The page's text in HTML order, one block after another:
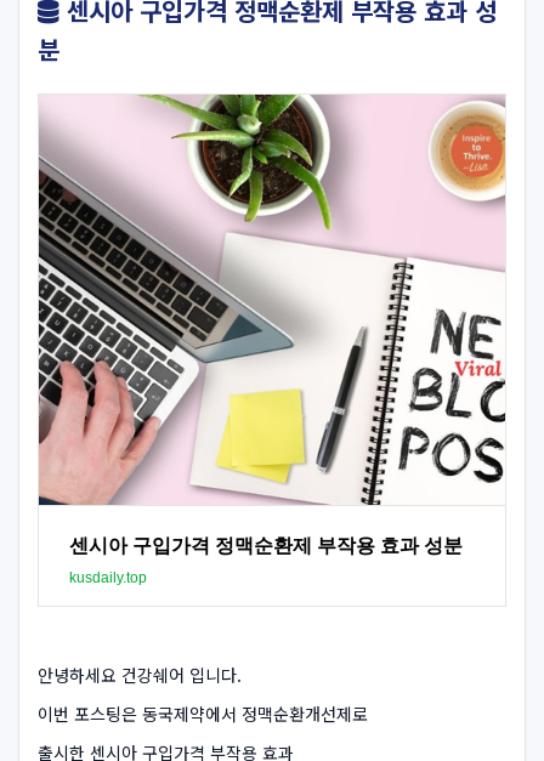
센시아 구입가격 정맥순환제 부작용 효과 성
분
센시아 구입가격 정맥순환제 부작용 효과 성분
kusdaily.top
안녕하세요 건강쉐어 입니다.
이번 포스팅은 동국제약에서 정맥순환개선제로
출시한 센시아 구입가격 부작용 효과